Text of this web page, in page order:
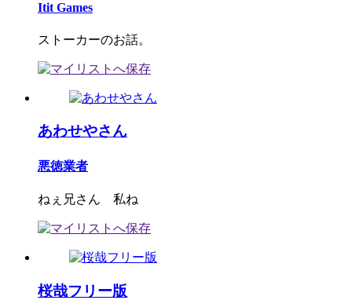
Itit Games
ストーカーのお話。
あわせやさん
悪徳業者
ねぇ兄さん 私ね
桜哉フリー版